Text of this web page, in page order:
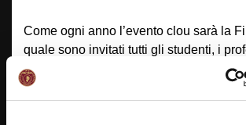
Come ogni anno l’evento clou sarà la
quale sono invitati tutti gli studenti, i
dirigenti scolastici degli Istituti
School Cup. Nell’edizione 2016 il